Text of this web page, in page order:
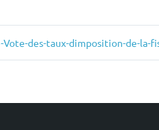
Vote-des-taux-dimposition-de-la-